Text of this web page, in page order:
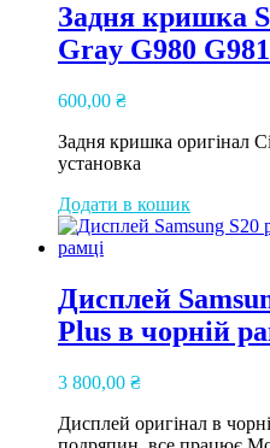
Задня кришка
Gray G980
600,00 ₴
Задня кришка оригінал
установка
Додати в кошик
Дисплей
Plus в чорній
3 800,00 ₴
Дисплей оригінал в